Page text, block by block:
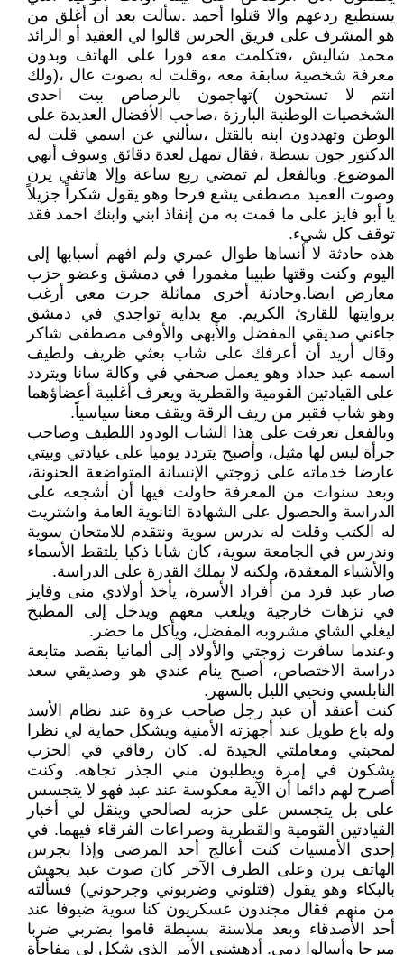
يستطيع ردعهم والا قتلوا أحمد .سألت بعد أن أغلق من
هو المشرف على فريق الحرس قالوا لي العقيد أو الرائد
محمد شاليش ،فتكلمت معه فورا على الهاتف وبدون
معرفة شخصية سابقة معه ،وقلت له بصوت عال ،(ولك
انتم لا تستحون )تهاجمون بالرصاص بيت احدى
الشخصيات الوطنية البارزة ،صاحب الأفضال العديدة على
الوطن وتهددون ابنه بالقتل ،سألني عن اسمي قلت له
الدكتور جون نسطة ،فقال تمهل لعدة دقائق وسوف أنهي
الموضوع. وبالفعل لم تمضي ربع ساعة وإلا هاتفي يرن
وصوت العميد مصطفى يشع فرحا وهو يقول شكراً جزيلاً
يا أبو فايز على ما قمت به من إنقاذ ابني وابنك احمد فقد
توقف كل شيء.
هذه حادثة لا أنساها طوال عمري ولم افهم أسبابها إلى
اليوم وكنت وقتها طبيبا مغمورا في دمشق وعضو حزب
معارض ايضا.وحادثة أخرى مماثلة جرت معي أرغب
بروايتها للقارئ الكريم. مع بداية تواجدي في دمشق
جاءني صديقي المفضل والأبهى والأوفى مصطفى شاكر
وقال أريد أن أعرفك على شاب بعثي ظريف ولطيف
اسمه عبد حداد وهو يعمل صحفي في وكالة سانا ويتردد
على القيادتين القومية والقطرية ويعرف أغلبية أعضاؤهما
وهو شاب فقير من ريف الرقة ويقف معنا سياسياً.
وبالفعل تعرفت على هذا الشاب الودود اللطيف وصاحب
جرأة ليس لها مثيل، وأصبح يتردد يوميا على عيادتي وبيتي
عارضا خدماته على زوجتي الإنسانة المتواضعة الحنونة،
وبعد سنوات من المعرفة حاولت فيها أن أشجعه على
الدراسة والحصول على الشهادة الثانوية العامة واشتريت
له الكتب وقلت له ندرس سوية ونتقدم للامتحان سوية
وندرس في الجامعة سوية، كان شابا ذكيا يلتقط الأسماء
والأشياء المعقدة، ولكنه لا يملك القدرة على الدراسة.
صار عبد فرد من أفراد الأسرة، يأخذ أولادي منى وفايز
في نزهات خارجية ويلعب معهم ويدخل إلى المطبخ
ليغلي الشاي مشروبه المفضل، ويأكل ما حضر.
وعندما سافرت زوجتي والأولاد إلى ألمانيا بقصد متابعة
دراسة الاختصاص، أصبح ينام عندي هو وصديقي سعد
النابلسي ونحيي الليل بالسهر.
كنت أعتقد أن عبد رجل صاحب عزوة عند نظام الأسد
وله باع طويل عند أجهزته الأمنية ويشكل حماية لي نظرا
لمحبتي ومعاملتي الجيدة له. كان رفاقي في الحزب
يشكون في إمرة ويطلبون مني الجذر تجاهه. وكنت
أصرح لهم دائما أن الآية معكوسة عند عبد فهو لا يتجسس
على بل يتجسس على حزبه لصالحي وينقل لي أخبار
القيادتين القومية والقطرية وصراعات الفرقاء فيهما. في
إحدى الأمسيات كنت أعالج أحد المرضى وإذا بجرس
الهاتف يرن وعلى الطرف الآخر كان صوت عبد يجهش
بالبكاء وهو يقول (قتلوني وضربوني وجرحوني) فسألته
من منهم فقال مجندون عسكريون كنا سوية ضيوفا عند
أحد الأصدقاء وبعد ملاسنة بسيطة قاموا بضربي ضربا
مبرحا وأسالوا دمي. أدهشني الأمر الذي شكل لي مفاجأة